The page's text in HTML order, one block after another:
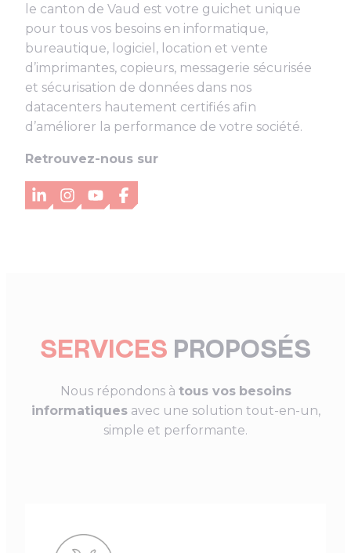
le canton de Vaud est votre guichet unique
pour tous vos besoins en informatique,
bureautique, logiciel, location et vente
d’imprimantes, copieurs, messagerie sécurisée
et sécurisation de données dans nos
datacenters hautement certifiés afin
d’améliorer la performance de votre société.
Retrouvez-nous sur
LinkedInInstagram
YouTubeFacebook
SERVICESPROPOSÉS
Nous répondons à tous vos besoins
informatiquesavec une solution tout-en-un,
simple et performante.